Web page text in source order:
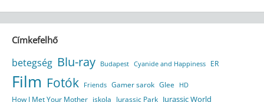
Címkefelhő
betegség Blu-ray Budapest Cyanide and Happiness ER
Film Fotók Friends Gamer sarok Glee HD
How I Met Your Mother iskola Jurassic Park Jurassic World